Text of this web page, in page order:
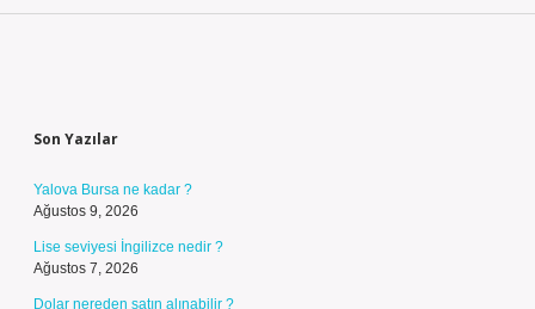
Son Yazılar
Yalova Bursa ne kadar ?
Ağustos 9, 2026
Lise seviyesi İngilizce nedir ?
Ağustos 7, 2026
Dolar nereden satın alınabilir ?